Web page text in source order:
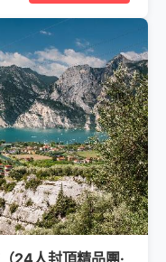
24人封頂精品團·